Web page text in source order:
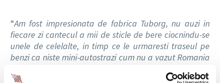
“Am fost impresionata de fabrica Tuborg, nu auzi in
fiecare zi cantecul a mii de sticle de bere ciocnindu-se
unele de celelalte, in timp ce le urmaresti traseul pe
benzi ca niste mini-autostrazi cum nu a vazut Romania